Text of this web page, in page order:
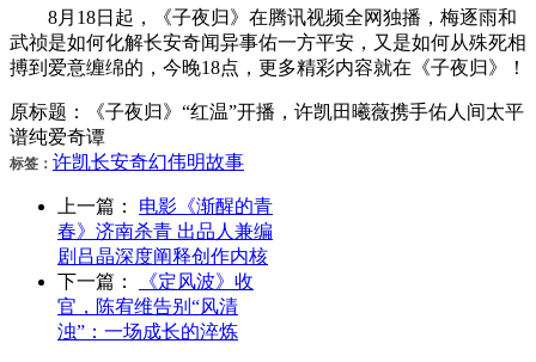
8月18日起，《子夜归》在腾讯视频全网独播，梅逐雨和
武祯是如何化解长安奇闻异事佑一方平安，又是如何从殊死相
搏到爱意缠绵的，今晚18点，更多精彩内容就在《子夜归》！
原标题：《子夜归》“红温”开播，许凯田曦薇携手佑人间太平
谱纯爱奇谭
标签： 许凯长安奇幻伟明故事
上一篇：
电影《渐醒的青
春》济南杀青 出品人兼编
剧吕晶深度阐释创作内核
下一篇：
《定风波》收
官，陈宥维告别“风清
浊”：一场成长的淬炼